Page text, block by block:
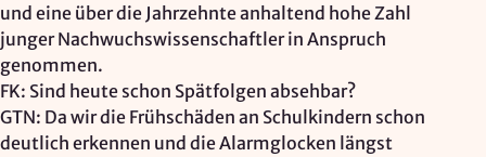
und eine über die Jahrzehnte anhaltend hohe Zahl
junger Nachwuchswissenschaftler in Anspruch
genommen.
FK: Sind heute schon Spätfolgen absehbar?
GTN: Da wir die Frühschäden an Schulkindern schon
deutlich erkennen und die Alarmglocken längst